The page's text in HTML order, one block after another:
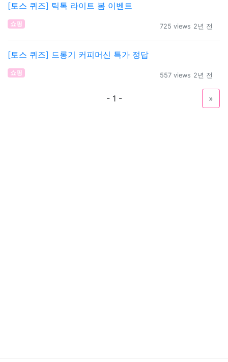
[토스 퀴즈] 틱톡 라이트 봄 이벤트
쇼핑 725 views 2년 전
[토스 퀴즈] 드롱기 커피머신 특가 정답
쇼핑 557 views 2년 전
- 1 - »